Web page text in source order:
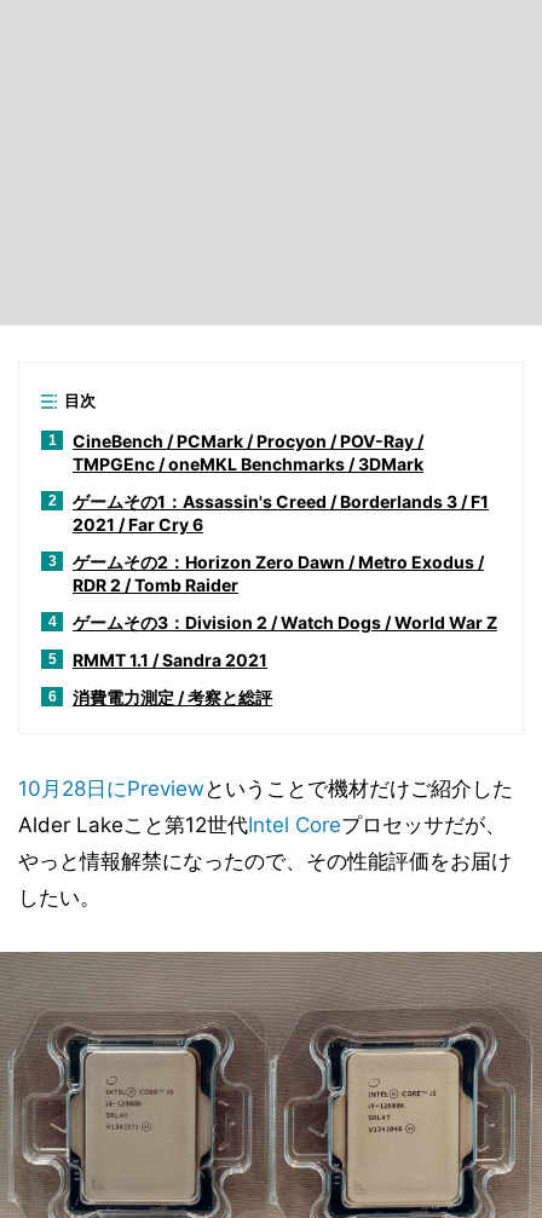
目次
1
CineBench / PCMark / Procyon / POV-Ray /
TMPGEnc / oneMKL Benchmarks / 3DMark
2
ゲームその1：Assassin's Creed / Borderlands 3 / F1
2021 / Far Cry 6
3
ゲームその2：Horizon Zero Dawn / Metro Exodus /
RDR 2 / Tomb Raider
4 ゲームその3：Division 2 / Watch Dogs / World War Z
5 RMMT 1.1 / Sandra 2021
6 消費電力測定 / 考察と総評
10月28日にPreview ということで機材だけご紹介した
Alder Lakeこと第12世代Intel Coreプロセッサだが、
やっと情報解禁になったので、その性能評価をお届け
したい。